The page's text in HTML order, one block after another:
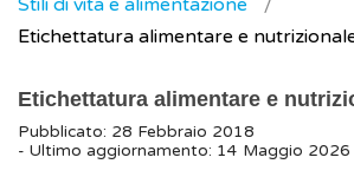
Stili di vita e alimentazione
Etichettatura alimentare e
Etichettatura alimentare e
Pubblicato: 28 Febbraio 2018
- Ultimo aggiornamento: 14 Maggio 2026